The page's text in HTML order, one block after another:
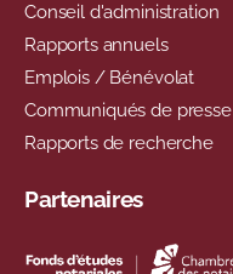
Conseil d'administration
Rapports annuels
Emplois / Bénévolat
Communiqués de presse
Rapports de recherche
Partenaires